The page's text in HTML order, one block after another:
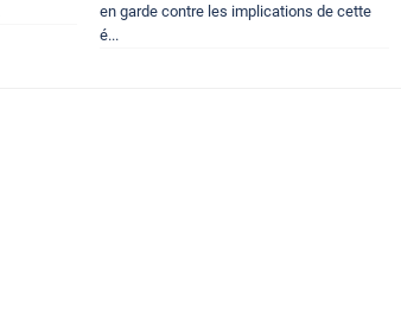
en garde contre les implications de cette
é...